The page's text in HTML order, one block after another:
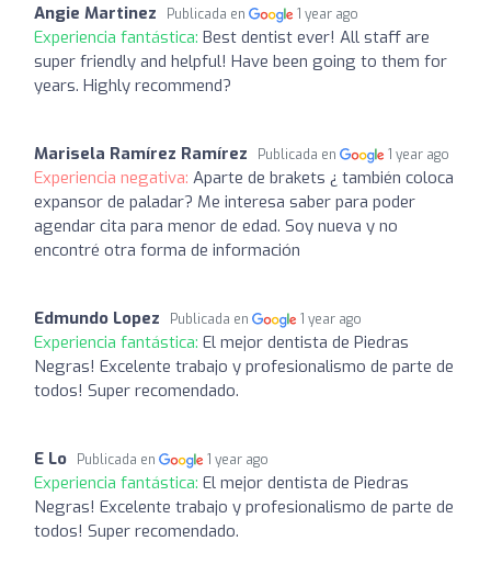
Angie Martinez Publicada en 1 year ago
Experiencia fantástica: Best dentist ever! All staff are
super friendly and helpful! Have been going to them for
years. Highly recommend?
Marisela Ramírez Ramírez Publicada en 1 year ago
Experiencia negativa: Aparte de brakets ¿ también coloca
expansor de paladar? Me interesa saber para poder
agendar cita para menor de edad. Soy nueva y no
encontré otra forma de información
Edmundo Lopez Publicada en 1 year ago
Experiencia fantástica: El mejor dentista de Piedras
Negras! Excelente trabajo y profesionalismo de parte de
todos! Super recomendado.
E Lo Publicada en 1 year ago
Experiencia fantástica: El mejor dentista de Piedras
Negras! Excelente trabajo y profesionalismo de parte de
todos! Super recomendado.